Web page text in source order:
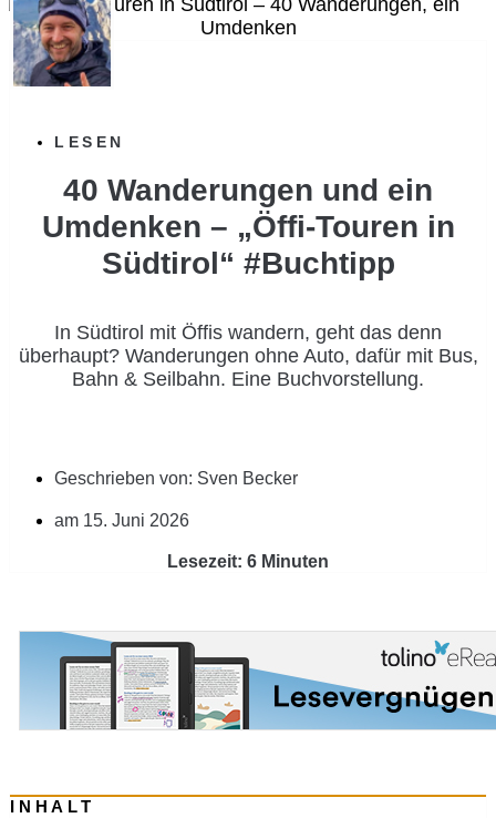
LESEN
40 Wanderungen und ein
Umdenken – „Öffi-Touren in
Südtirol“ #Buchtipp
In Südtirol mit Öffis wandern, geht das denn
überhaupt? Wanderungen ohne Auto, dafür mit Bus,
Bahn & Seilbahn. Eine Buchvorstellung.
Geschrieben von: Sven Becker
am 15. Juni 2026
Lesezeit: 6 Minuten
INHALT